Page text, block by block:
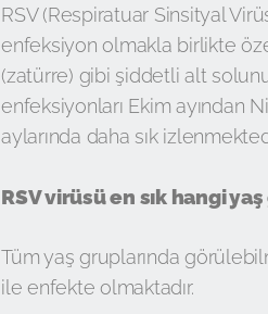
RSV (Respiratuar Sinsityal
enfeksiyon olmakla birlikte
(zatürre) gibi şiddetli alt
enfeksiyonları Ekim ayından
aylarında daha sık
RSV virüsü en sık hangi
Tüm yaş gruplarında
ile enfekte olmaktadır.